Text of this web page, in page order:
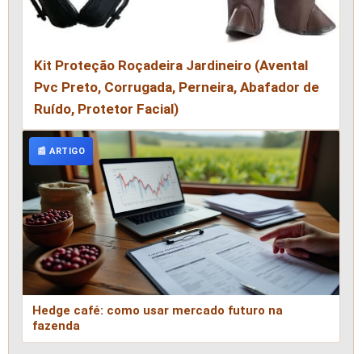
Kit Proteção Roçadeira Jardineiro (Avental
Pvc Preto, Corrugada, Perneira, Abafador de
Ruído, Protetor Facial)
📰 ARTIGO
Hedge café: como usar mercado futuro na
fazenda